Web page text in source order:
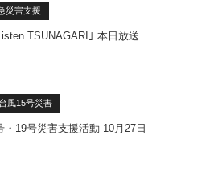
災害支援
TSUNAGARI｣ 本日放送
風15号災害
・19号災害支援活動 10月27日